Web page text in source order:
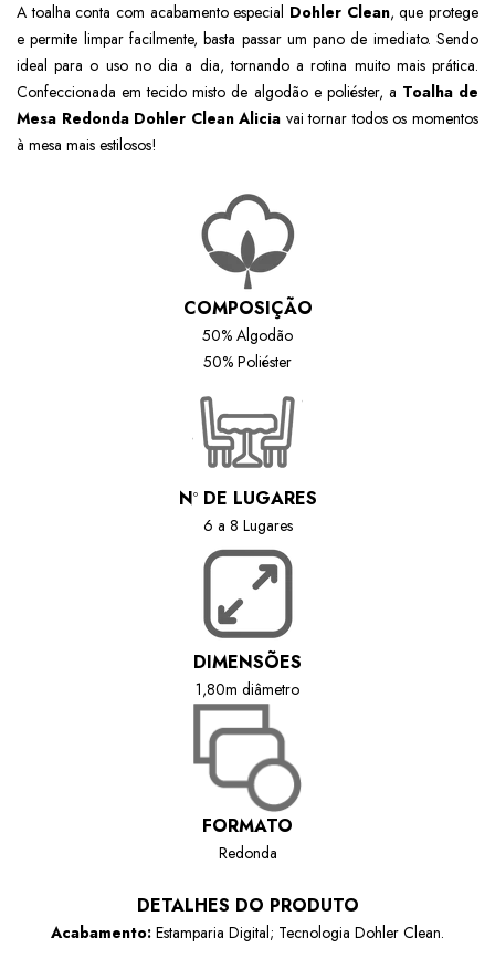
A toalha conta com acabamento especial Dohler Clean, que protege
e permite limpar facilmente, basta passar um pano de imediato. Sendo
ideal para o uso no dia a dia, tornando a rotina muito mais prática.
Confeccionada em tecido misto de algodão e poliéster, a Toalha de
Mesa Redonda Dohler Clean Alicia vai tornar todos os momentos
à mesa mais estilosos!
COMPOSIÇÃO
50% Algodão
50% Poliéster
NºDE LUGARES
6 a 8 Lugares
DIMENSÕES
1,80m diâmetro
FORMATO
Redonda
DETALHES DO PRODUTO
Acabamento: Estamparia Digital; Tecnologia Dohler Clean.